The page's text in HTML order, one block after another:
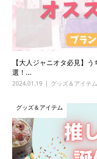
【大人ジャニオタ必見】
選！...
2024.01.19 グッズ＆アイテム
グッズ＆アイテム